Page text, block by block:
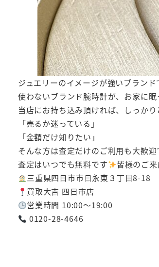
ジュエリーのイメージが強いブラン
使わないブランド腕時計が、お家に眠
当店にお持ち込み頂ければ、しっか
「売るか迷っている」
「金額だけ知りたい」
そんな方は査定だけのご利用も大歓
査定はいつでも無料です
皆様のご
三重県四日市市日永東３丁目8-18
買取大吉 四日市店
営業時間 10:00～19:00
0120-28-4646